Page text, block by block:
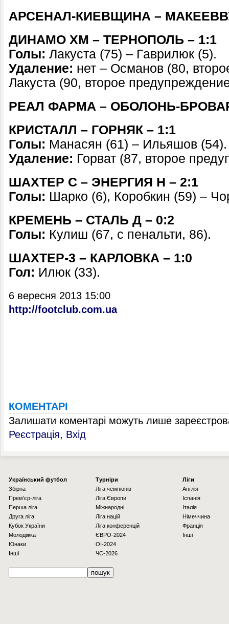
АРСЕНАЛ-КИЕВЩИНА –
ДИНАМО ХМ – ТЕРНОПОЛЬ – 1:1
Голы: Лакуста (75) – Гаврилюк (5).
Удаление: нет – Османов (80,
Лакуста (90, второе
РЕАЛ ФАРМА – ОБОЛОНЬ-
КРИСТАЛЛ – ГОРНЯК – 1:1
Голы: Манасян (61) – Ильяшов (54).
Удаление: Горват (87, второе
ШАХТЕР С – ЭНЕРГИЯ Н – 2:1
Голы: Шарко (6), Коробкин (59) –
КРЕМЕНЬ – СТАЛЬ Д – 0:2
Голы: Кулиш (67, с пенальти, 86).
ШАХТЕР-3 – КАРЛОВКА – 1:0
Гол: Илюк (33).
6 вересня 2013 15:00
http://footclub.com.ua
КОМЕНТАРІ
Залишати коментарі можуть лише
Реєстрація, Вхід
Українcький футбол
Збірна
Прем'єр-ліга
Перша ліга
Друга ліга
Кубок України
Молодіжка
Юнаки
Інші
Турніри
Ліга чемпіонів
Ліга Європи
Міжнародні
Ліга націй
Ліга конференцій
ЄВРО-2024
OI-2024
ЧС-2026
Ліги
Англія
Іспанія
Італія
Німеччина
Франція
Інші